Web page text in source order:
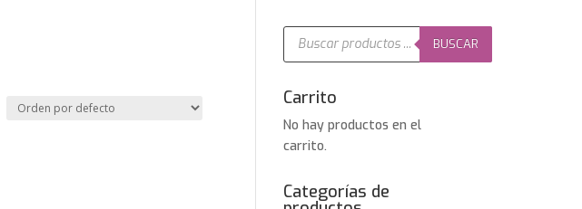
Búsqueda
productos
BUSCAR
Carrito
No hay productos en el
carrito.
Categorías de